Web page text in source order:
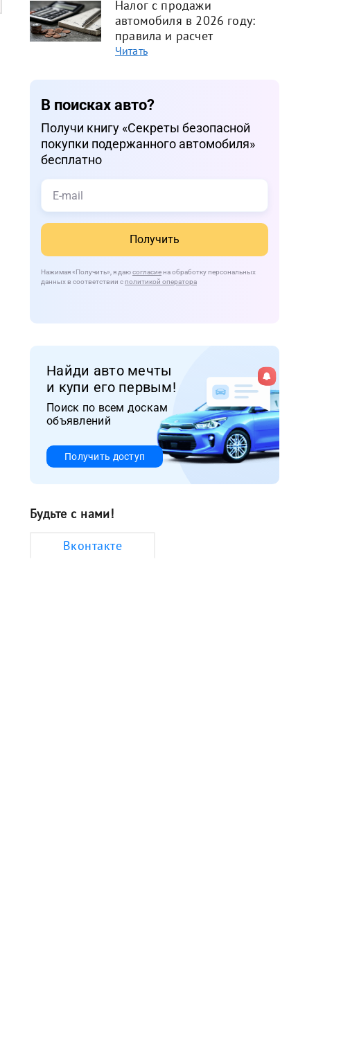
Налог с продажи
автомобиля в 2026 году:
правила и расчет
Читать
В поисках авто?
Получи книгу «Cекреты безопасной
покупки подержанного автомобиля»
бесплатно
Получить
Нажимая «Получить» , я даюсогласиена обработку персональных
данных в соответствии сполитикой оператора
Найди авто мечты
и купи его первым!
Поиск по всем доскам
объявлений
Получить доступ
Будьте с нами!
Вконтакте